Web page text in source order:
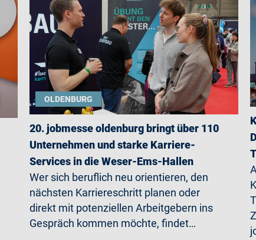
OLDENBURG
20. jobmesse oldenburg bringt über 110
Unternehmen und starke Karriere-
Services in die Weser-Ems-Hallen
Wer sich beruflich neu orientieren, den
nächsten Karriereschritt planen oder
direkt mit potenziellen Arbeitgebern ins
Gespräch kommen möchte, findet…